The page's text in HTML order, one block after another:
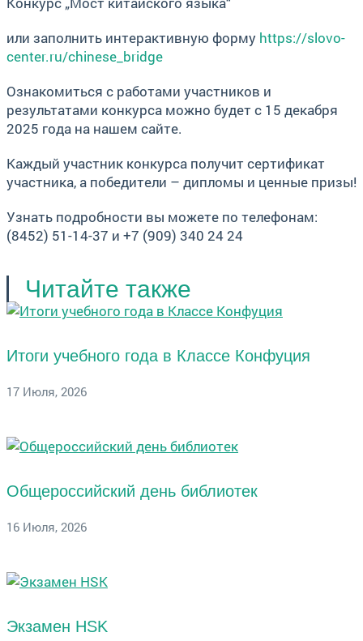
или заполнить интерактивную форму https://slovo-
center.ru/chinese_bridge
Ознакомиться с работами участников и
результатами конкурса можно будет с 15 декабря
2025 года на нашем сайте.
Каждый участник конкурса получит сертификат
участника, а победители – дипломы и ценные призы!
Узнать подробности вы можете по телефонам:
(8452) 51-14-37 и +7 (909) 340 24 24
Читайте также
Итоги учебного года в Классе Конфуция
17 Июля, 2026
Общероссийский день библиотек
16 Июля, 2026
Экзамен HSK